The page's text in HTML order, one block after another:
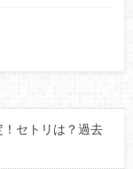
セトリは？過去